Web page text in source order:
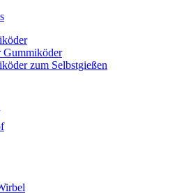
Gummiköder
zum Selbstgießen